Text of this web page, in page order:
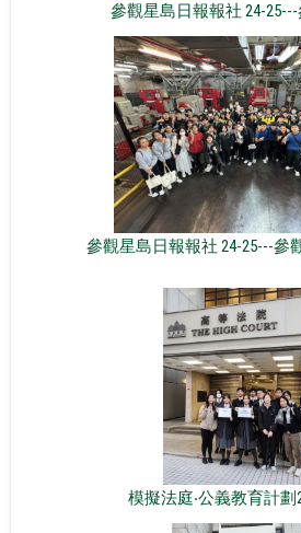
參觀星島日報報社 24-
參觀星島日報報社 24-25---參
模擬法庭‧公義教育計劃